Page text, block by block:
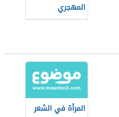
المهجري
المرأة في الشعر